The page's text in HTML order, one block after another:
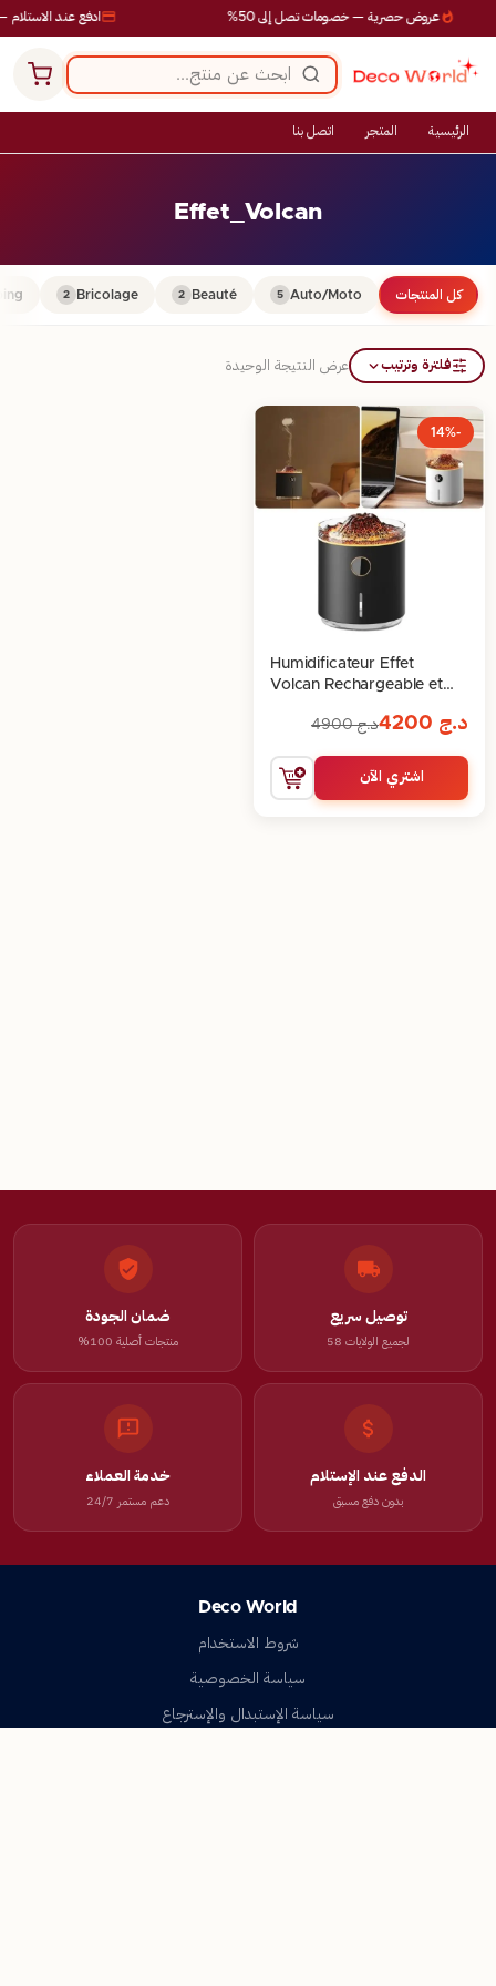
ادفع عند الاستلام عروض حصرية — خصومات تصل إلى 50%
الرئيسية المتجر اتصل بنا
Effet_Volcan
كل المنتجات Auto/Moto
5
Beauté
2
Bricolage
2
فلترة وترتيب عرض النتيجة الوحيدة
-14%
Humidificateur Effet
Volcan Rechargeable et
د.ج د.ج4900
اشتري الآن
توصيل سريع
لجميع الولايات 58
ضمان الجودة
منتجات أصلية 100%
الدفع عند الإستلام
بدون دفع مسبق
خدمة العملاء
دعم مستمر 24/7
Deco World
شروط الاستخدام
سياسة الخصوصية
سياسة الإستبدال والإسترجاع